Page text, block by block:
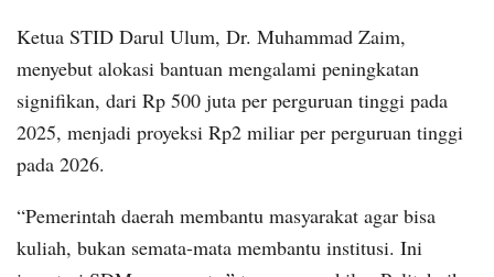
Ketua STID Darul Ulum, Dr. Muhammad Zaim,
menyebut alokasi bantuan mengalami peningkatan
signifikan, dari Rp 500 juta per perguruan tinggi pada
2025, menjadi proyeksi Rp2 miliar per perguruan tinggi
pada 2026.
“Pemerintah daerah membantu masyarakat agar bisa
kuliah, bukan semata-mata membantu institusi. Ini